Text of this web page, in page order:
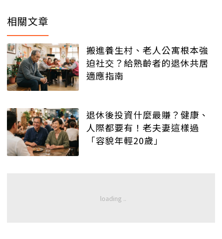
相關文章
搬進養生村、老人公寓根本強
迫社交？給熟齡者的退休共居
適應指南
退休後投資什麼最賺？健康、
人際都要有！老夫妻這樣過
「容貌年輕20歲」